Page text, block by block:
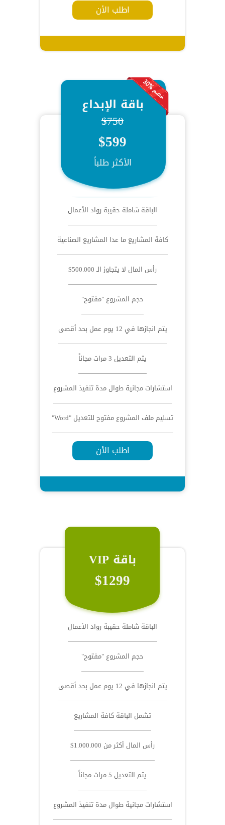
اطلب الأن
باقة الإبداع
$750
$599
الأكثر طلباً
الباقة شاملة حقيبة رواد الأعمال
كافة المشاريع ما عدا المشاريع الصناعية
رأس المال لا يتجاوز الـ 500.000$
حجم المشروع "مفتوح"
يتم انجازها في 12 يوم عمل بحد أقصى
يتم التعديل 3 مرات مجاناً
استشارات مجانية طوال مدة تنفيذ المشروع
تسليم ملف المشروع مفتوح للتعديل "Word"
اطلب الأن
باقة VIP
$1299
الباقة شاملة حقيبة رواد الأعمال
حجم المشروع "مفتوح"
يتم انجازها في 12 يوم عمل بحد أقصى
تشمل الباقة كافة المشاريع
رأس المال أكثر من 1.000.000$
يتم التعديل 5 مرات مجاناً
استشارات مجانية طوال مدة تنفيذ المشروع